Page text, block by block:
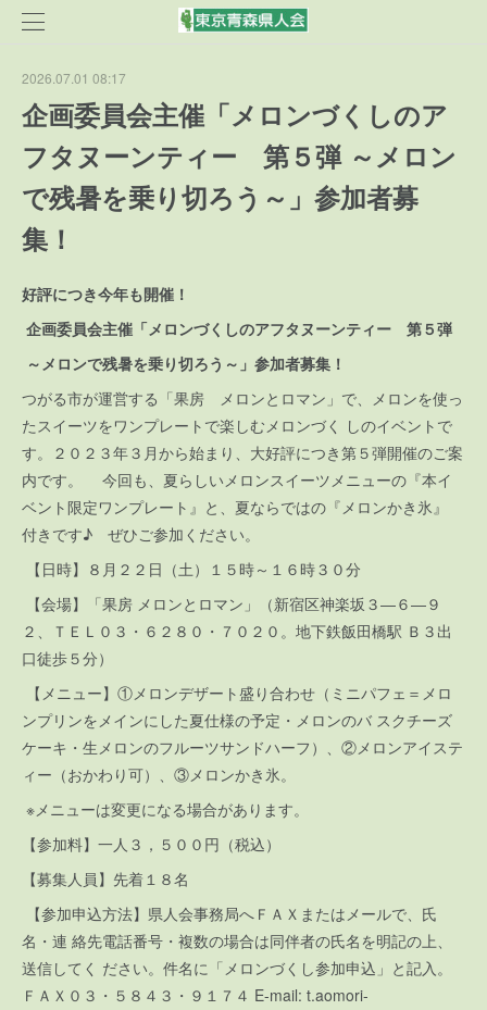
2026.07.01 08:17
企画委員会主催「メロンづくしのア
フタヌーンティー 第５弾 ～メロン
で残暑を乗り切ろう～」参加者募
集！
好評につき今年も開催！
企画委員会主催「メロンづくしのアフタヌーンティー 第５弾
～メロンで残暑を乗り切ろう～」参加者募集！
つがる市が運営する「果房 メロンとロマン」で、メロンを使っ
たスイーツをワンプレートで楽しむメロンづく しのイベントで
す。２０２３年３月から始まり、大好評につき第５弾開催のご案
内です。 今回も、夏らしいメロンスイーツメニューの『本イ
ベント限定ワンプレート』と、夏ならではの『メロンかき氷』
付きです♪ ぜひご参加ください。
【日時】８月２２日（土）１５時～１６時３０分
【会場】「果房 メロンとロマン」（新宿区神楽坂３―６―９
２、ＴＥＬ０３・６２８０・７０２０。地下鉄飯田橋駅 Ｂ３出
口徒歩５分）
【メニュー】①メロンデザート盛り合わせ（ミニパフェ＝メロ
ンプリンをメインにした夏仕様の予定・メロンのバ スクチーズ
ケーキ・生メロンのフルーツサンドハーフ）、②メロンアイステ
ィー（おかわり可）、③メロンかき氷。
※メニューは変更になる場合があります。
【参加料】一人３，５００円（税込）
【募集人員】先着１８名
【参加申込方法】県人会事務局へＦＡＸまたはメールで、氏
名・連 絡先電話番号・複数の場合は同伴者の氏名を明記の上、
送信してく ださい。件名に「メロンづくし参加申込」と記入。
ＦＡＸ０３・５８４３・９１７４ E-mail: t.aomori-